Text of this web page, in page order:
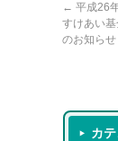
← 平成26
すけあい
のお知らせ
カ